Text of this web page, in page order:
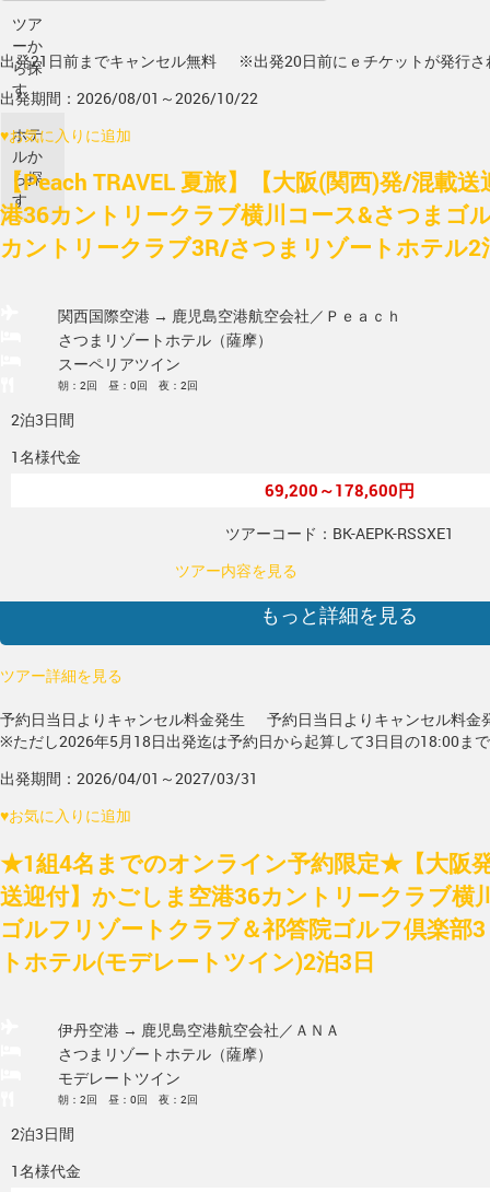
ツア
ーか
ら探
す
ホテ
ルか
ら探
す
出発21日前までキャンセル無料
※出発20日前にｅチケットが発行さ
出発期間：2026/08/01～2026/10/22
♥お気に入りに追加
【Peach TRAVEL 夏旅】【大阪(関西)発/混載
港36カントリークラブ横川コース&さつまゴ
カントリークラブ3R/さつまリゾートホテル2
関西国際空港 → 鹿児島空港航空会社／Ｐｅａｃｈ
さつまリゾートホテル（薩摩）
スーペリアツイン
朝：2回 昼：0回 夜：2回
2泊3日間
1名様代金
69,200～178,600円
ツアーコード：BK-AEPK-RSSXE1
ツアー内容を見る
もっと詳細を見る
ツアー詳細を見る
予約日当日よりキャンセル料金発生
予約日当日よりキャンセル料金
※ただし2026年5月18日出発迄は予約日から起算して3日目の18:00ま
出発期間：2026/04/01～2027/03/31
♥お気に入りに追加
★1組4名までのオンライン予約限定★【大阪
送迎付】かごしま空港36カントリークラブ横
ゴルフリゾートクラブ＆祁答院ゴルフ倶楽部
トホテル(モデレートツイン)2泊3日
伊丹空港 → 鹿児島空港航空会社／ＡＮＡ
さつまリゾートホテル（薩摩）
モデレートツイン
朝：2回 昼：0回 夜：2回
2泊3日間
1名様代金